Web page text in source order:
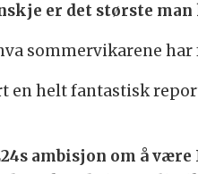
er det største
sommervikarene
en helt fantastisk
ambisjon om å